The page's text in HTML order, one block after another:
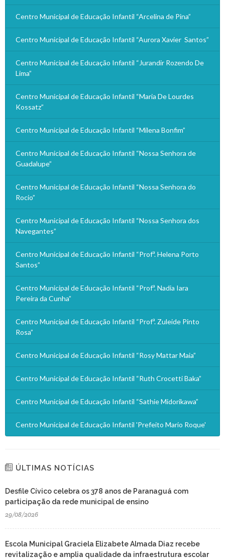
Centro Municipal de Educação Infantil “Arcelina de Pina”
Centro Municipal de Educação Infantil “Aurora Xavier Santos”
Centro Municipal de Educação Infantil “Jurandir Rozendo De
Lima”
Centro Municipal de Educação Infantil “Maria De Lourdes
Kossatz”
Centro Municipal de Educação Infantil “Milena Bonfim”
Centro Municipal de Educação Infantil “Nossa Senhora de
Guadalupe”
Centro Municipal de Educação Infantil “Nossa Senhora do
Rocio”
Centro Municipal de Educação Infantil “Nossa Senhora dos
Navegantes”
Centro Municipal de Educação Infantil “Profª. Helena Porto
Santos”
Centro Municipal de Educação Infantil “Profª. Nadia Iara
Pereira da Cunha”
Centro Municipal de Educação Infantil “Profª. Zuleide Pinto
Rosa”
Centro Municipal de Educação Infantil “Rosy Mattar Maia”
Centro Municipal de Educação Infantil “Ruth Crocetti Baka”
Centro Municipal de Educação Infantil “Sathie Midorikawa”
Centro Municipal de Educação Infantil 'Prefeito Mario Roque'
ÚLTIMAS NOTÍCIAS
Desfile Cívico celebra os 378 anos de Paranaguá com
participação da rede municipal de ensino
29/08/2026
Escola Municipal Graciela Elizabete Almada Diaz recebe
revitalização e amplia qualidade da infraestrutura escolar